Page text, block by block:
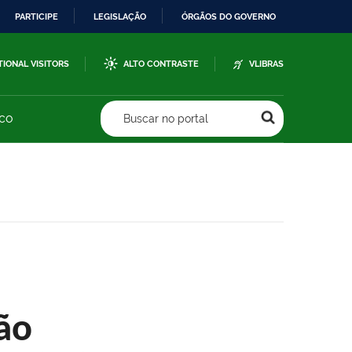
PARTICIPE LEGISLAÇÃO ÓRGÃOS DO GOVERNO
VISITORS ALTO CONTRASTE VLIBRAS
Buscar no portal